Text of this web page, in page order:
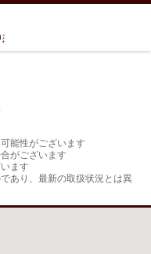
能性がございます
がございます
ます
あり、最新の取扱状況とは異